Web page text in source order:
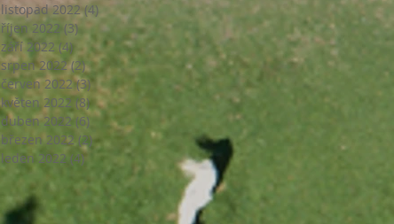
listopad 2022 (4) 4 příspěvky
říjen 2022 (3)3 příspěvky
září 2022 (4) 4 příspěvky
srpen 2022 (2)2 příspěvky
červen 2022 (3)3 příspěvky
květen 2022 (8)8 příspěvků
duben 2022 (6) 6 příspěvků
březen 2022 (2) 2 příspěvky
leden 2022 (4)4 příspěvky